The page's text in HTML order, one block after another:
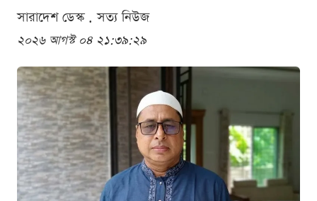
সারাদেশ ডেস্ক . সত্য নিউজ
২০২৬ আগস্ট ০৪ ২১:৩৯:২৯